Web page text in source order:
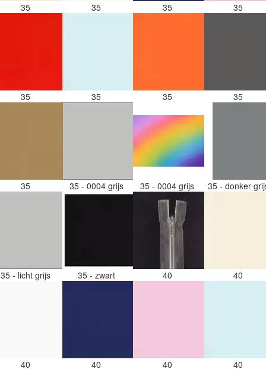
35 35 35 35
35 35 35 35
35 35 - 0004 grijs 35 - 0004 grijs 35 - donker
35 - licht grijs 35 - zwart 40 40
40 40 40 40